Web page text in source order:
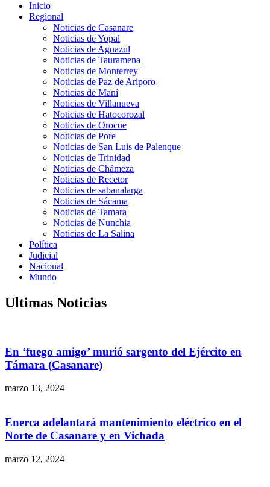
Inicio
Regional
Noticias de Casanare
Noticias de Yopal
Noticias de Aguazul
Noticias de Tauramena
Noticias de Monterrey
Noticias de Paz de Ariporo
Noticias de Maní
Noticias de Villanueva
Noticias de Hatocorozal
Noticias de Orocue
Noticias de Pore
Noticias de San Luis de Palenque
Noticias de Trinidad
Noticias de Chámeza
Noticias de Recetor
Noticias de sabanalarga
Noticias de Sácama
Noticias de Tamara
Noticias de Nunchia
Noticias de La Salina
Política
Judicial
Nacional
Mundo
Ultimas Noticias
En ‘fuego amigo’ murió sargento del Ejército en
Támara (Casanare)
marzo 13, 2024
Enerca adelantará mantenimiento eléctrico en el
Norte de Casanare y en Vichada
marzo 12, 2024